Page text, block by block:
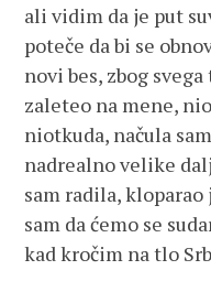
ali vidim da je put
poteče da bi se
novi bes, zbog
zaleteo na mene,
niotkuda, načula
nadrealno velike
sam radila,
sam da ćemo se
kad kročim na tlo